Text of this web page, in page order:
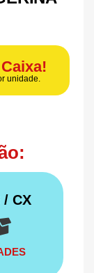
unidade.
/ CX